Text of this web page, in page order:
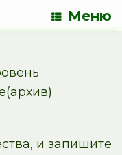
Меню
и запишите